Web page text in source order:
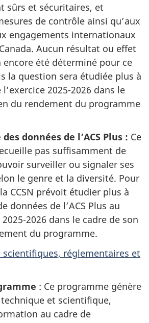
sûrs et sécuritaires, et
de contrôle ainsi qu’aux
engagements internationaux
Aucun résultat ou effet
encore été déterminé pour ce
la question sera étudiée plus à
2025-2026 dans le
du rendement du programme
données de l’ACS Plus : Ce
pas suffisamment de
surveiller ou signaler ses
le genre et la diversité. Pour
CCSN prévoit étudier plus à
données de l’ACS Plus au
2026 dans le cadre de son
du programme.
scientifiques, réglementaires et
: Ce programme génère
et scientifique,
au cadre de